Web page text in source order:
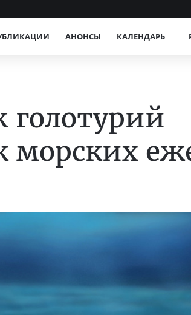
АНОНСЫ КАЛЕНДАРЬ
голотурий
морских